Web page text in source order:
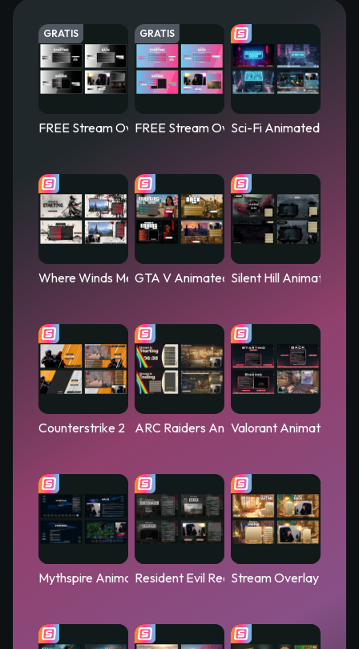
GRATIS
FREE Stream Overlay Collection - Black-White
GRATIS
FREE Stream Overlay Collection -
Sci-Fi Animated
Where Winds Meet Animated Stream Overlay - Mistborne
GTA V Animated Stream Overlay –
Silent Hill Animated
Counterstrike 2 Animated Stream Overlay – Flashpoint
ARC Raiders Animated Stream
Valorant Animated
Mythspire Animated Stream Overlay – League of
Resident Evil Requiem Animated
Stream Overlay